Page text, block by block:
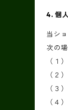
4. 個
当シ
次の
（１
（２
（３
（４